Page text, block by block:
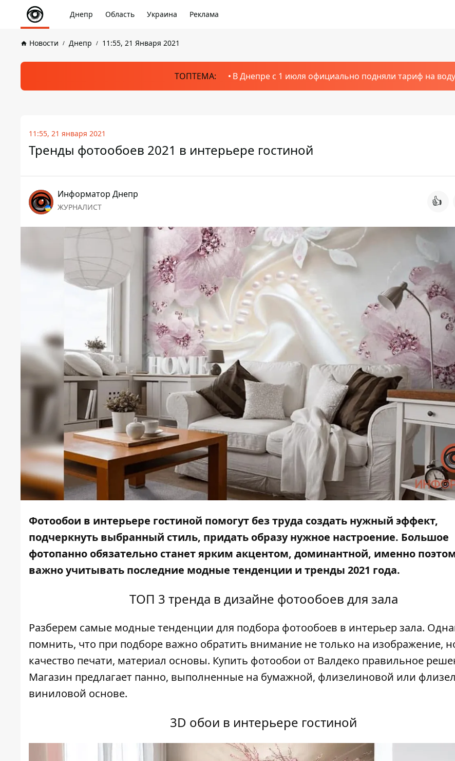
Днепр Область Украина Реклама
Новости Днепр 11:55, 21 Января 2021
ТОПТЕМА: В Днепре с 1 июля официально подняли тариф на
11:55, 21 января 2021
Тренды фотообоев 2021 в интерьере гостиной
Информатор Днепр
ЖУРНАЛИСТ 👍
Фотообои в интерьере гостиной помогут без труда создать нужный эффект,
подчеркнуть выбранный стиль, придать образу нужное настроение. Большое
фотопанно обязательно станет ярким акцентом, доминантной, именно
важно учитывать последние модные тенденции и тренды 2021 года.
ТОП 3 тренда в дизайне фотообоев для зала
Разберем самые модные тенденции для подбора фотообоев в интерьер зала.
помнить, что при подборе важно обратить внимание не только на изображение,
качество печати, материал основы. Купить фотообои от Валдеко правильное
Магазин предлагает панно, выполненные на бумажной, флизелиновой или
виниловой основе.
3D обои в интерьере гостиной